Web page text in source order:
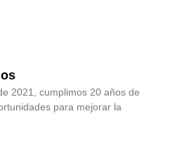
2021, cumplimos 20 años de
para mejorar la